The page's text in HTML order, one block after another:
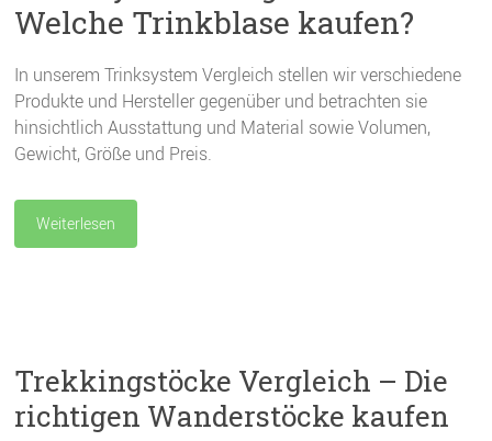
Welche Trinkblase kaufen?
In unserem Trinksystem Vergleich stellen wir verschiedene
Produkte und Hersteller gegenüber und betrachten sie
hinsichtlich Ausstattung und Material sowie Volumen,
Gewicht, Größe und Preis.
Weiterlesen
Trekkingstöcke Vergleich – Die
richtigen Wanderstöcke kaufen